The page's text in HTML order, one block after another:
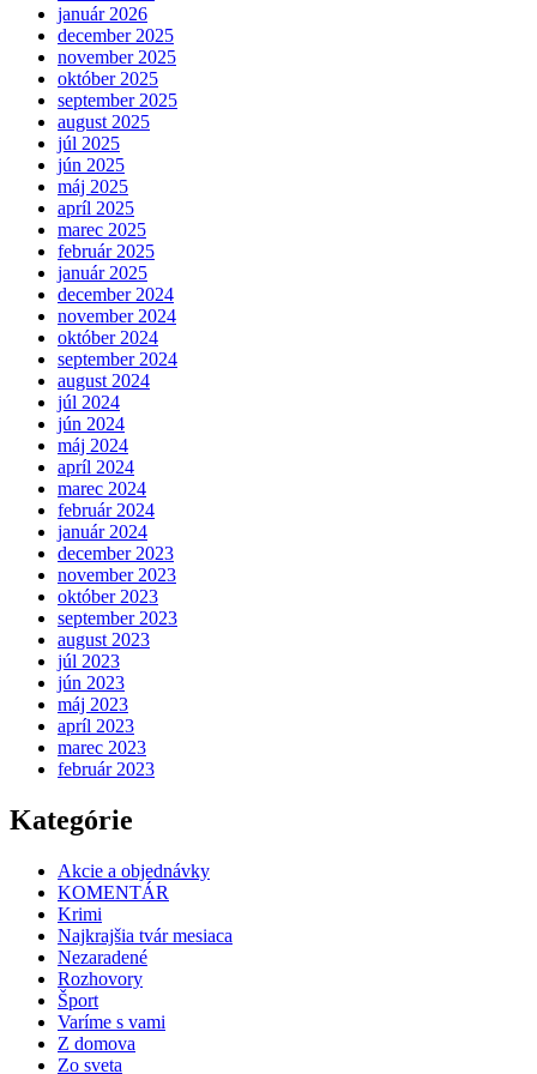
január 2026
december 2025
november 2025
október 2025
september 2025
august 2025
júl 2025
jún 2025
máj 2025
apríl 2025
marec 2025
február 2025
január 2025
december 2024
november 2024
október 2024
september 2024
august 2024
júl 2024
jún 2024
máj 2024
apríl 2024
marec 2024
február 2024
január 2024
december 2023
november 2023
október 2023
september 2023
august 2023
júl 2023
jún 2023
máj 2023
apríl 2023
marec 2023
február 2023
Kategórie
Akcie a objednávky
KOMENTÁR
Krimi
Najkrajšia tvár mesiaca
Nezaradené
Rozhovory
Šport
Varíme s vami
Z domova
Zo sveta